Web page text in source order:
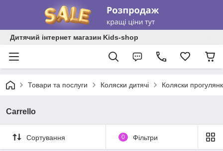
Дитячий інтернет магазин Kids-shop
Товари та послуги Коляски дитячі Коляски
Carrello
Сортування 0 Фільтри